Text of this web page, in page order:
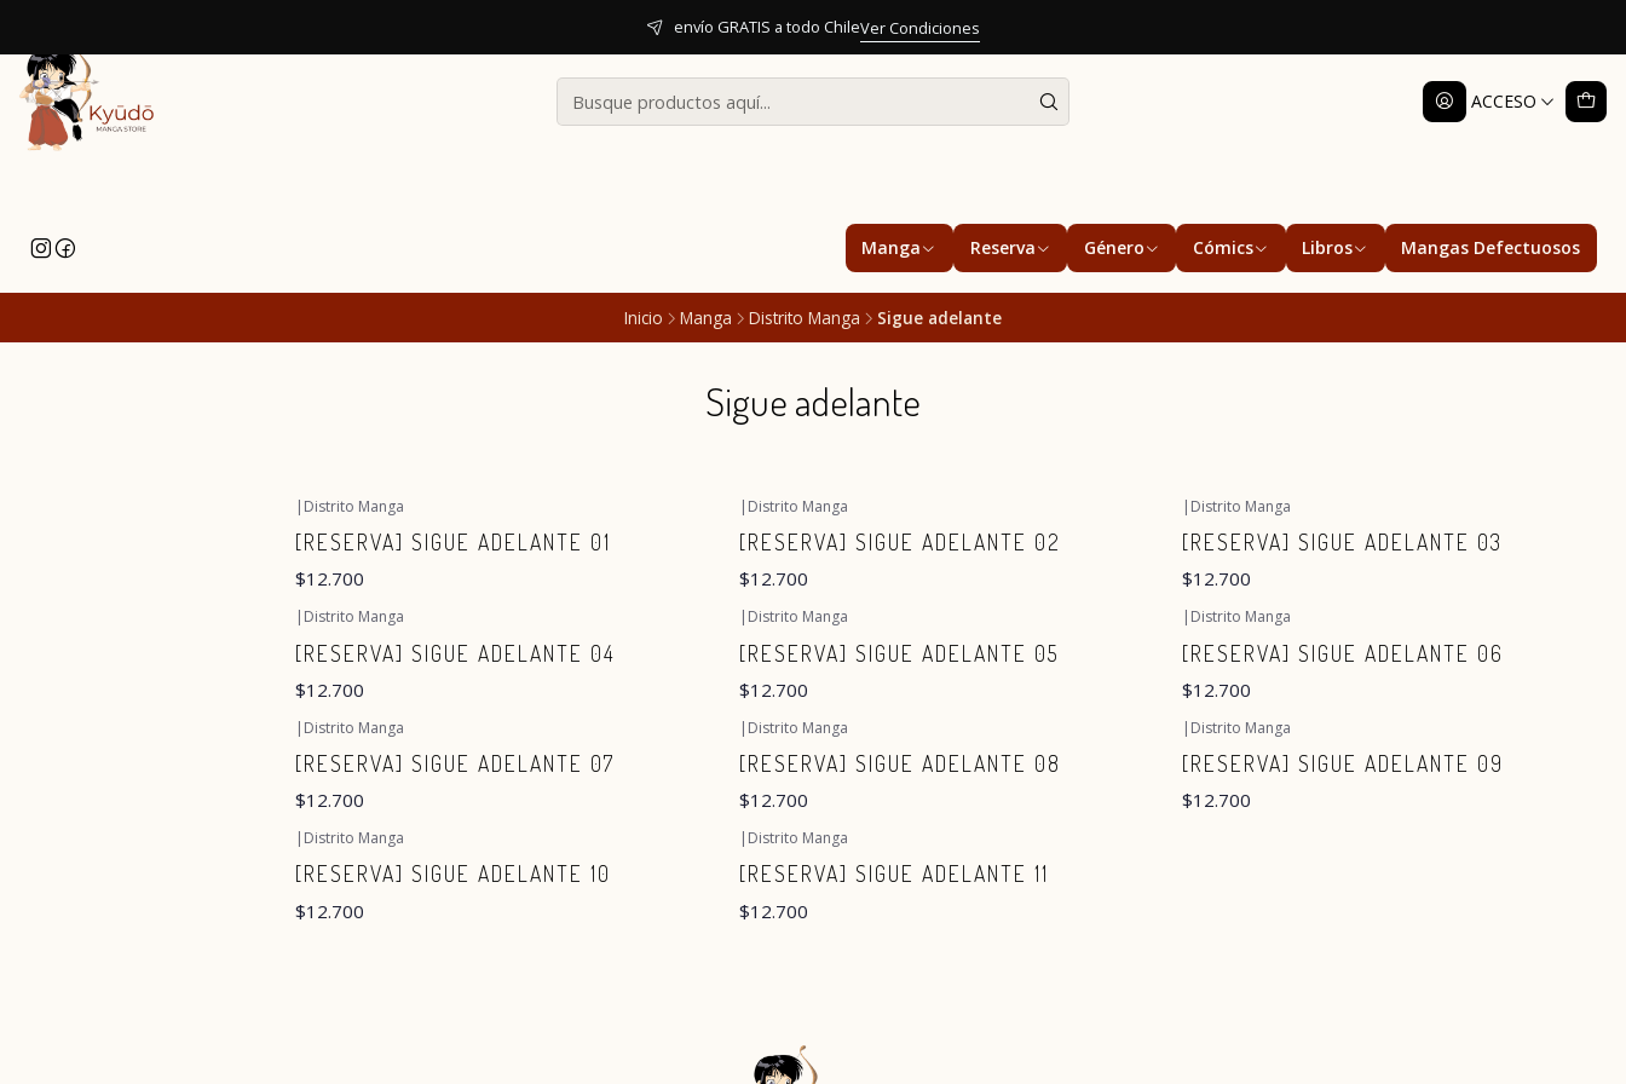
ACCESO
Manga Reserva Género Cómics Libros Mangas Defectuosos
envío GRATIS a todo ChileVer Condiciones
Inicio Manga Distrito Manga Sigue adelante
Sigue adelante
| Distrito Manga
[RESERVA] SIGUE ADELANTE 01
$12.700
| Distrito Manga
[RESERVA] SIGUE ADELANTE 02
$12.700
| Distrito Manga
[RESERVA] SIGUE ADELANTE 03
$12.700
| Distrito Manga
[RESERVA] SIGUE ADELANTE 04
$12.700
| Distrito Manga
[RESERVA] SIGUE ADELANTE 05
$12.700
| Distrito Manga
[RESERVA] SIGUE ADELANTE 06
$12.700
| Distrito Manga
[RESERVA] SIGUE ADELANTE 07
$12.700
| Distrito Manga
[RESERVA] SIGUE ADELANTE 08
$12.700
| Distrito Manga
[RESERVA] SIGUE ADELANTE 09
$12.700
| Distrito Manga
[RESERVA] SIGUE ADELANTE 10
$12.700
| Distrito Manga
[RESERVA] SIGUE ADELANTE 11
$12.700